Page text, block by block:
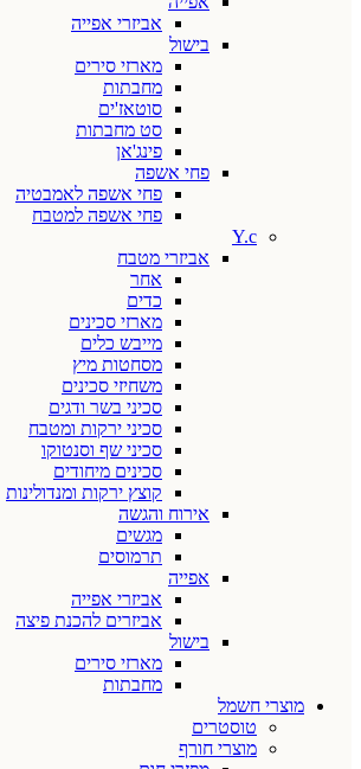
אביזרי אפייה
בישול
מארזי סירים
מחבתות
סוטאז'ים
סט מחבתות
פינג'אן
פחי אשפה
פחי אשפה לאמבטיה
פחי אשפה למטבח
Y.c
אביזרי מטבח
אחר
כדים
מארזי סכינים
מייבש כלים
מסחטות מיץ
משחיזי סכינים
סכיני בשר ודגים
סכיני ירקות ומטבח
סכיני שף וסנטוקו
סכינים מיחודים
קוצץ ירקות ומנדולינות
אירוח והגשה
מגשים
תרמוסים
אפייה
אביזרי אפייה
אביזרים להכנת פיצה
בישול
מארזי סירים
מחבתות
מוצרי חשמל
טוסטרים
מוצרי חורף